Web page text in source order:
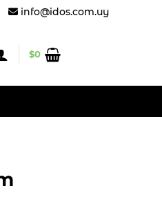
info@idos.com.uy
$0